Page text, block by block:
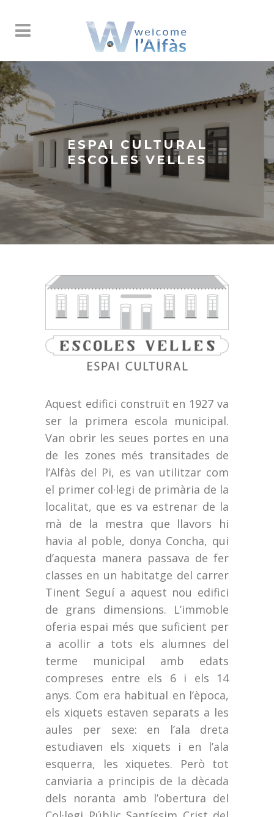
ESPAI CULTURAL
ESCOLES VELLES
Aquest edifici construït en 1927 va
ser la primera escola municipal.
Van obrir les seues portes en una
de les zones més transitades de
l’Alfàs del Pi, es van utilitzar com
el primer col·legi de primària de la
localitat, que es va estrenar de la
mà de la mestra que llavors hi
havia al poble, donya Concha, qui
d’aquesta manera passava de fer
classes en un habitatge del carrer
Tinent Seguí a aquest nou edifici
de grans dimensions. L’immoble
oferia espai més que suficient per
a acollir a tots els alumnes del
terme municipal amb edats
compreses entre els 6 i els 14
anys. Com era habitual en l’època,
els xiquets estaven separats a les
aules per sexe: en l’ala dreta
estudiaven els xiquets i en l’ala
esquerra, les xiquetes. Però tot
canviaria a principis de la dècada
dels noranta amb l’obertura del